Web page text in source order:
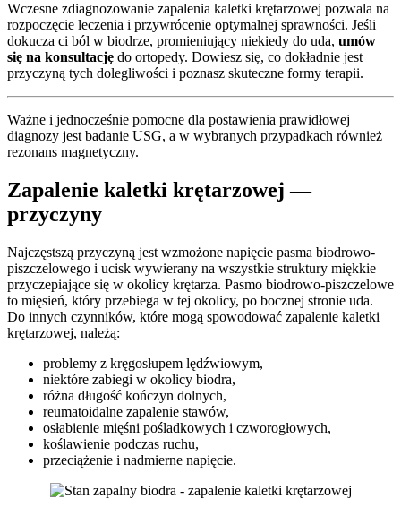
Wczesne zdiagnozowanie zapalenia kaletki krętarzowej pozwala na
rozpoczęcie leczenia i przywrócenie optymalnej sprawności. Jeśli
dokucza ci ból w biodrze, promieniujący niekiedy do uda, umów
się na konsultację do ortopedy. Dowiesz się, co dokładnie jest
przyczyną tych dolegliwości i poznasz skuteczne formy terapii.
Ważne i jednocześnie pomocne dla postawienia prawidłowej
diagnozy jest badanie USG, a w wybranych przypadkach również
rezonans magnetyczny.
Zapalenie kaletki krętarzowej —
przyczyny
Najczęstszą przyczyną jest wzmożone napięcie pasma biodrowo-
piszczelowego i ucisk wywierany na wszystkie struktury miękkie
przyczepiające się w okolicy krętarza. Pasmo biodrowo-piszczelowe
to mięsień, który przebiega w tej okolicy, po bocznej stronie uda.
Do innych czynników, które mogą spowodować zapalenie kaletki
krętarzowej, należą:
problemy z kręgosłupem lędźwiowym,
niektóre zabiegi w okolicy biodra,
różna długość kończyn dolnych,
reumatoidalne zapalenie stawów,
osłabienie mięśni pośladkowych i czworogłowych,
koślawienie podczas ruchu,
przeciążenie i nadmierne napięcie.